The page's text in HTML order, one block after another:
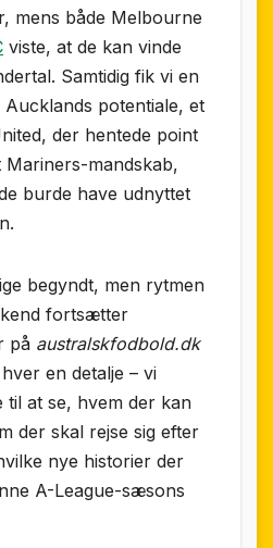
mens både Melbourne
viste, at de kan vinde
Samtidig fik vi en
potentiale, et
der hentede point
Mariners-mandskab,
burde have udnyttet
begyndt, men rytmen
fortsætter
på australskfodbold.dk
en detalje – vi
at se, hvem der kan
der skal rejse sig efter
nye historier der
A-League-sæsons